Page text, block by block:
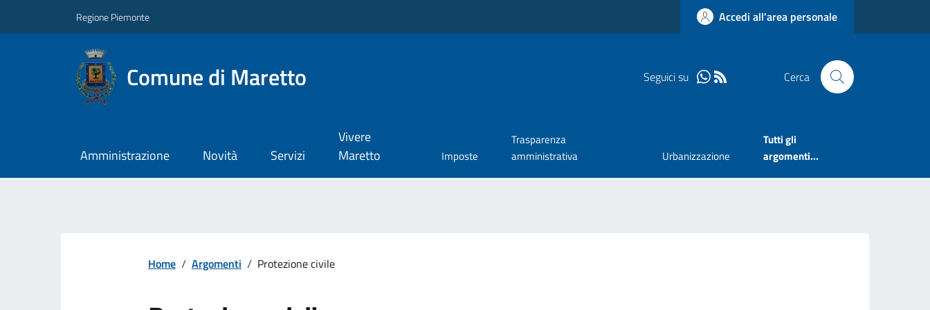
Regione Piemonte Accedi all'area personale
Comune di Maretto Seguici su Cerca
Amministrazione Novità Servizi
Vivere
Maretto
Imposte
Trasparenza
amministrativa
Urbanizzazione
Tutti gli
argomenti...
Home / Argomenti / Protezione civile